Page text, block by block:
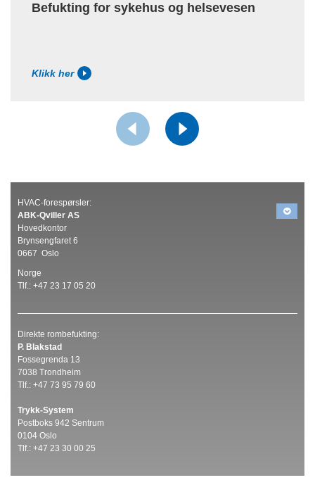
Befukting for sykehus og helsevesen
Klikk her
HVAC-forespørsler:
ABK-Qviller AS
Hovedkontor
Brynsengfaret 6
0667 Oslo
Norge
Tlf.: +47 23 17 05 20
Direkte rombefukting:
P. Blakstad
Fossegrenda 13
7038 Trondheim
Tlf.: +47 73 95 79 60
Trykk-System
Postboks 942 Sentrum
0104 Oslo
Tlf.: +47 23 30 00 25